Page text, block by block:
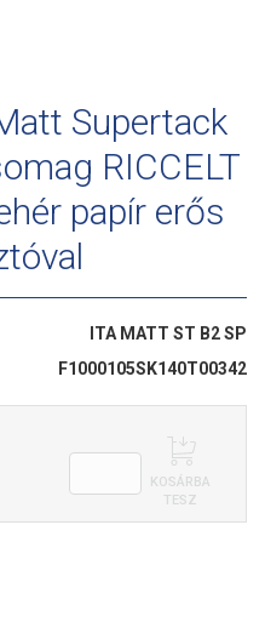
Supertack
RICCELT
papír erős
ITA MATT ST B2 SP
F1000105SK140T00342
KOSÁRBA
TESZ